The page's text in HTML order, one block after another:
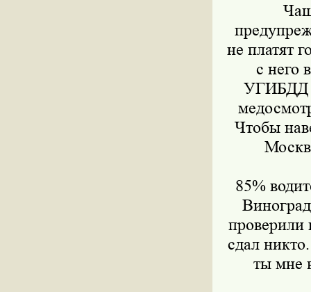
не платят
с него
УГИБДД
Чтобы
85%
проверили
сдал
ты мне